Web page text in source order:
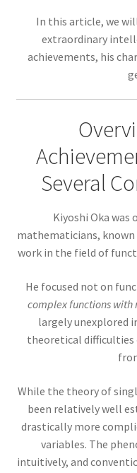
【「ねじり天秤」
【産業革命時に蒸
ジャッ
【温度と体積の関
ジュネーヴ大
【特に天
ジョ
【Joseph
In this article, we
extraordinary
achievements, his
Several
Kiyoshi Oka was
mathematicians,
work in the field of
He focused not on
complex functions
largely unexplored
theoretical difficulties
While the theory of
been relatively well
drastically more
variables. The
intuitively, and